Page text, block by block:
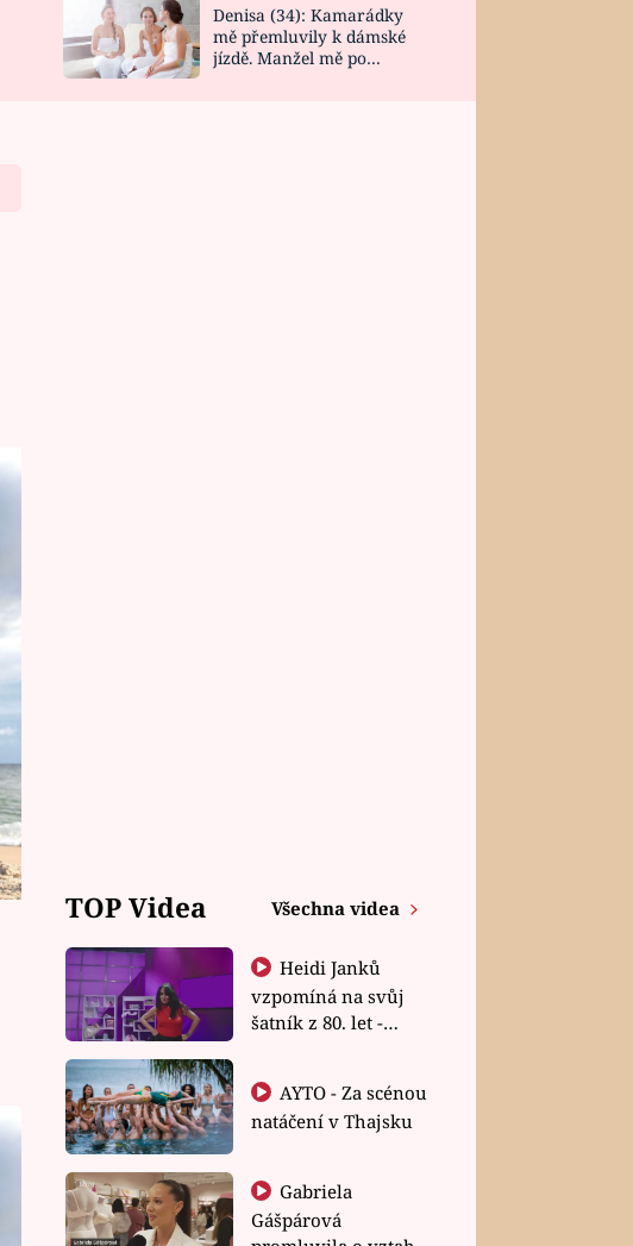
DESIGN
Denisa (34): Kamarádky
mě přemluvily k dámské
jízdě. Manžel mě po
TOP Videa Všechna videa
Heidi Janků
vzpomíná na svůj
šatník z 80. let -
natáčení v Thajsku
Gabriela
Gášpárová